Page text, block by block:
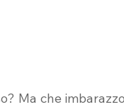
Ma che